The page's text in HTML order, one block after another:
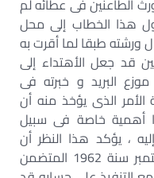
مورث الطاعنين فى عطائه لم
هذا الخطاب إلى محل
ورشته طبقا لما أقرت به
قد جعل الأهتداء إلى
البريد و خبرته فى
الذى يؤخذ منه أن
أهمية خاصة فى سبيل
، يؤكد هذا النظر أن
خطاب المحافظة المؤرخ 6 من سبتمبر سنة 1962 المتضمن